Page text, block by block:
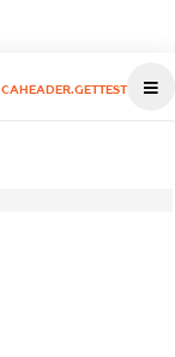
CAHEADER.GETTEST